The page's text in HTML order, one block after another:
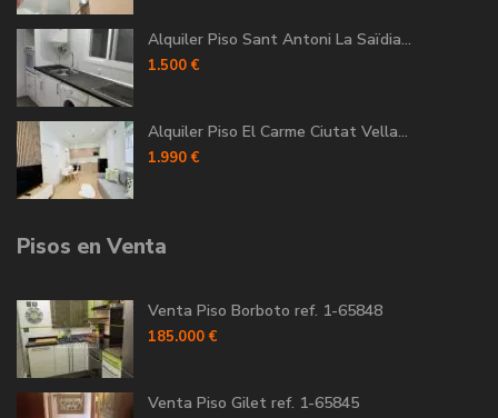
Alquiler Piso Sant Antoni La Saïdia...
1.500 €
Alquiler Piso El Carme Ciutat Vella...
1.990 €
Pisos en Venta
Venta Piso Borboto ref. 1-65848
185.000 €
Venta Piso Gilet ref. 1-65845